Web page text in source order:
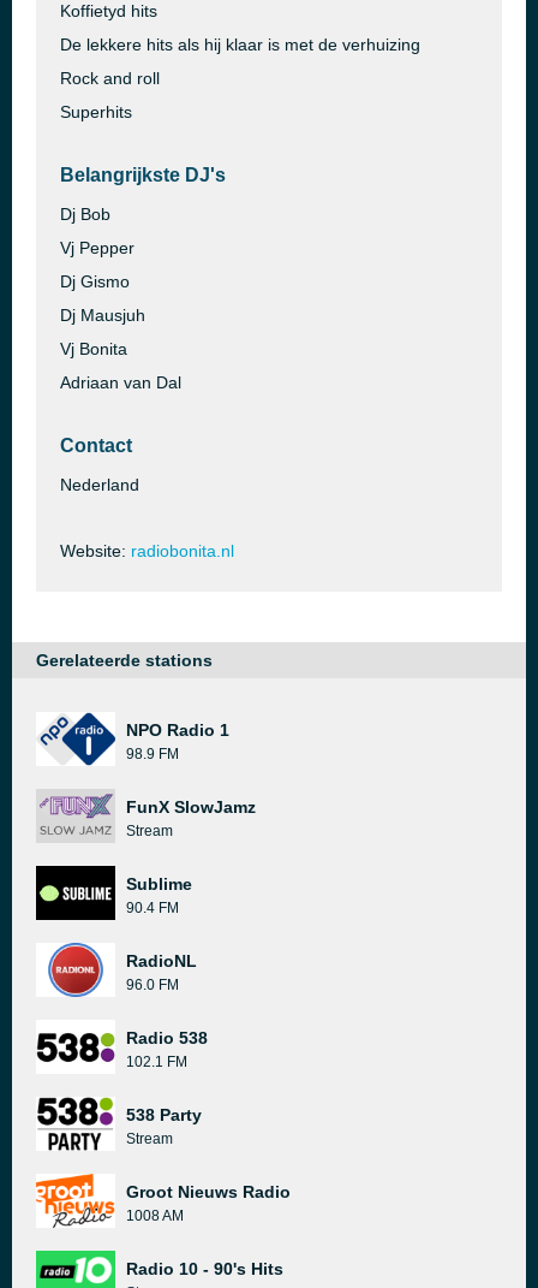
Koffietyd hits
De lekkere hits als hij klaar is met de verhuizing
Rock and roll
Superhits
Belangrijkste DJ's
Dj Bob
Vj Pepper
Dj Gismo
Dj Mausjuh
Vj Bonita
Adriaan van Dal
Contact
Nederland
Website: radiobonita.nl
Gerelateerde stations
NPO Radio 1
98.9 FM
FunX SlowJamz
Stream
Sublime
90.4 FM
RadioNL
96.0 FM
Radio 538
102.1 FM
538 Party
Stream
Groot Nieuws Radio
1008 AM
Radio 10 - 90's Hits